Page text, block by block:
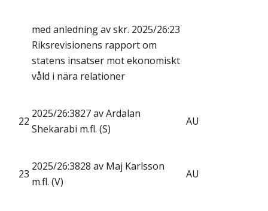
med anledning av skr. 2025/26:23
Riksrevisionens rapport om
statens insatser mot ekonomiskt
våld i nära relationer
22
2025/26:3827 av Ardalan
Shekarabi m.fl. (S)
AU
23
2025/26:3828 av Maj Karlsson
m.fl. (V)
AU